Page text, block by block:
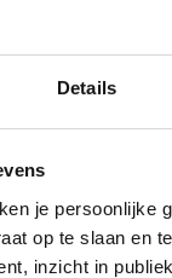
Details
je persoonlijke
op te slaan en
inzicht in